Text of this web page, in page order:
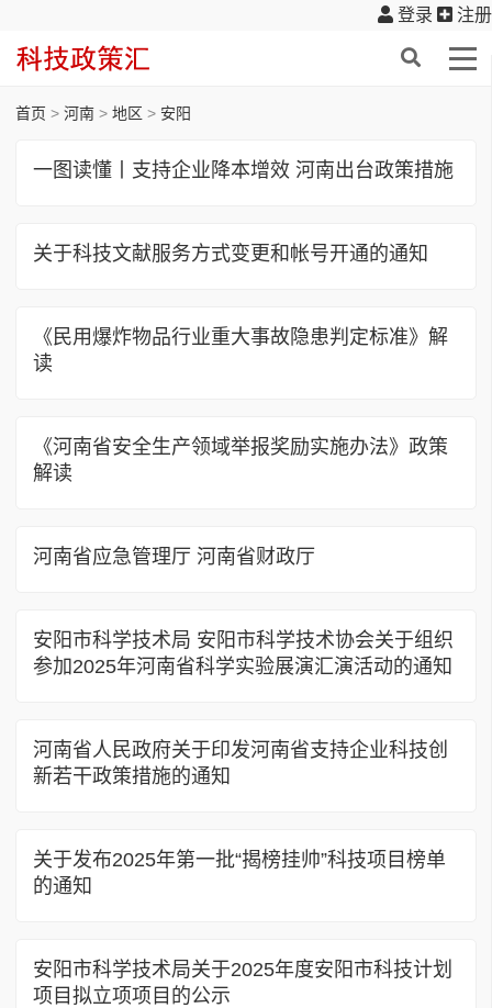
登录 注册
首页 > 河南 > 地区 > 安阳
一图读懂丨支持企业降本增效 河南出台政策措施
关于科技文献服务方式变更和帐号开通的通知
《民用爆炸物品行业重大事故隐患判定标准》解
读
《河南省安全生产领域举报奖励实施办法》政策
解读
河南省应急管理厅 河南省财政厅
安阳市科学技术局 安阳市科学技术协会关于组织
参加2025年河南省科学实验展演汇演活动的通知
河南省人民政府关于印发河南省支持企业科技创
新若干政策措施的通知
​关于发布2025年第一批“揭榜挂帅”科技项目榜单
的通知
安阳市科学技术局关于2025年度安阳市科技计划
项目拟立项项目的公示